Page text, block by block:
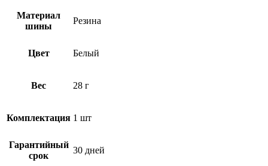
Материал
шины
Резина
Цвет Белый
Вес 28 г
Комплектация 1 шт
Гарантийный
срок
30 дней